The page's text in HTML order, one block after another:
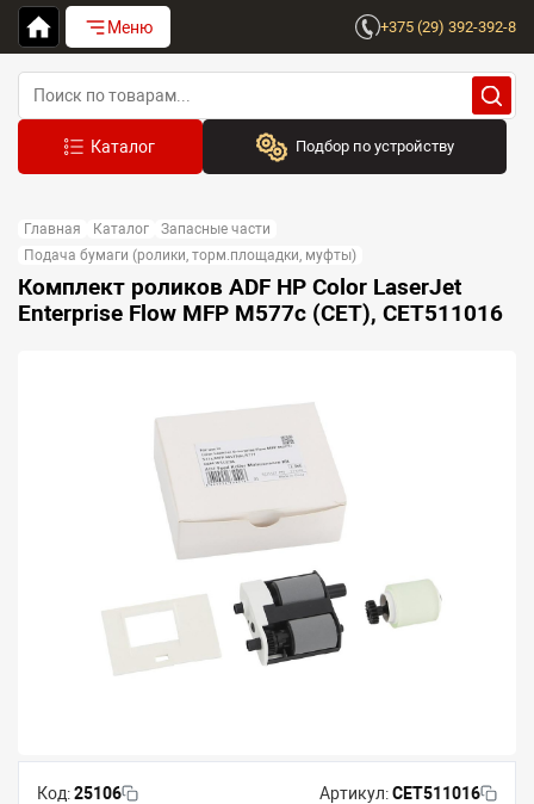
Меню +375 (29) 392-392-8
Подбор по устройству
Выберите бренд
Устройство:
Сначала выберите бренд
Главная Каталог
Запасные части
Подача бумаги (ролики, торм.площадки, муфты)
Комплект роликов ADF HP Color LaserJet
Enterprise Flow MFP M577c (CET), CET511016
Код:25106 Артикул:CET511016